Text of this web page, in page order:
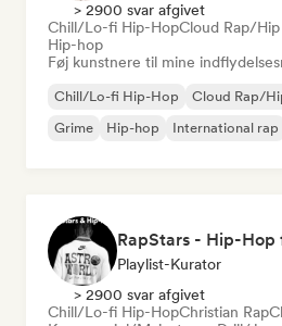
> 2900 svar afgivet
Chill/Lo-fi Hip-HopCloud Rap/
Hip-hop
Føj kunstnere til mine
Chill/Lo-fi Hip-Hop Cloud Rap/
Grime
Hip-hop International rap
Playlist-Kurator
> 2900 svar afgivet
Chill/Lo-fi Hip-HopChristian Rap